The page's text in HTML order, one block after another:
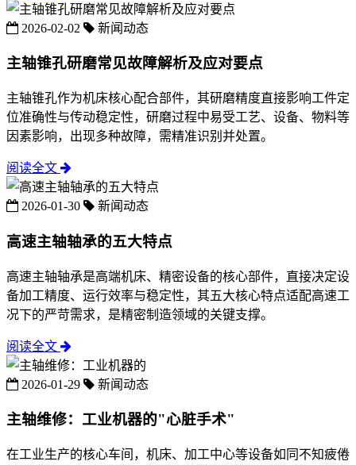
2026-02-02 新闻动态
主轴锥孔研磨常见故障解析及应对要点
主轴锥孔作为机床核心配合部件，其研磨精度直接影响工件定
位准确性与传动稳定性，研磨过程中易受工艺、设备、物料等
因素影响，出现多种故障，需精准识别并处置。
阅读全文
2026-01-30 新闻动态
高速主轴轴承的五大特点
高速主轴轴承是高端机床、精密设备的核心部件，直接决定设
备加工精度、运行效率与稳定性，其五大核心特点适配高速工
况下的严苛需求，是精密制造领域的关键支撑。
阅读全文
2026-01-29 新闻动态
主轴维修：工业机器的"心脏手术"
在工业生产的核心车间，机床、加工中心等设备如同不知疲倦